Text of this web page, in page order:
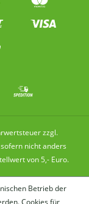
zzgl.
nicht anders
von 5,- Euro.
Betrieb der
Cookies für